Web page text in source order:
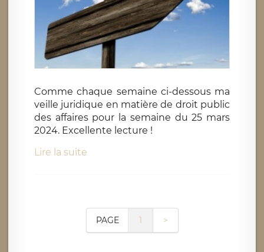
Comme chaque semaine ci-dessous ma
veille juridique en matière de droit public
des affaires pour la semaine du 25 mars
2024. Excellente lecture !
Lire la suite
PAGE 1 >